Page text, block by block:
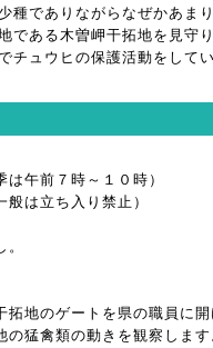
種でありながらなぜかあ
である木曽岬干拓地を見守
チュウヒの保護活動をしてい
午前７時～１０時）
は立ち入り禁止）
拓地のゲートを県の職員に
の猛禽類の動きを観察しま